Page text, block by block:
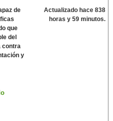
de
que
del
contra
y
Actualizado hace 838
horas y 59 minutos.